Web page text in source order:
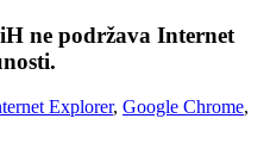
ne podržava Internet
Explorer, Google Chrome,